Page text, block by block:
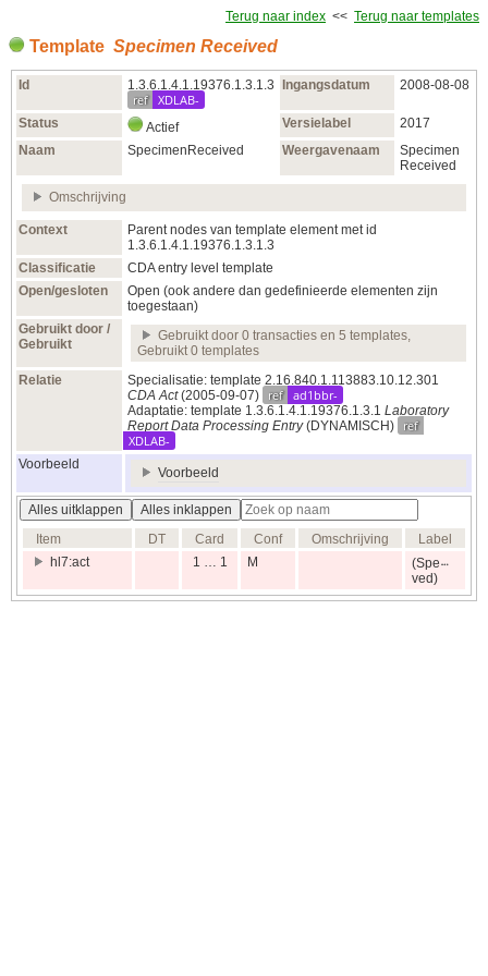
Terug naar index << Terug naar templates
Template Specimen Received
Id 1.3.6.1.4.1.19376.1.3.1.3
ref XDLAB-
Ingangsdatum 2008‑08‑08
Status Actief Versielabel
2017
Naam
SpecimenReceived Weergavenaam
Specimen
Received
Omschrijving
Context
Parent nodes van template element met id
1.3.6.1.4.1.19376.1.3.1.3
Classificatie
CDA entry level template
Open/gesloten
Open (ook andere dan gedefinieerde elementen zijn
toegestaan)
Gebruikt door /
Gebruikt
Gebruikt door 0 transacties en 5 templates,
Gebruikt 0 templates
Relatie
Specialisatie: template 2.16.840.1.113883.10.12.301
CDA Act(2005‑09‑07) ref ad1bbr-
Adaptatie: template 1.3.6.1.4.1.19376.1.3.1 Laboratory
Report Data Processing Entry(DYNAMISCH)
ref
XDLAB-
Voorbeeld
Voorbeeld
Alles uitklappen
Alles inklappen
Item
DT Card Conf Omschrijving
Label
hl7:act
1 … 1 M
(Spe
ved)